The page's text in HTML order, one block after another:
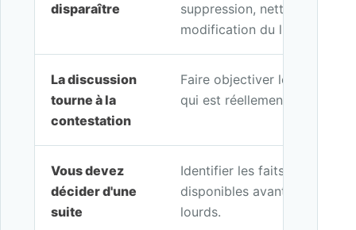
disparaître
suppression, nettoyage,
modification du lieu.
La discussion
tourne à la
contestation
Faire objectiver les faits
qui est réellement
Vous devez
décider d'une
suite
Identifier les faits à
disponibles avant d'engager
lourds.